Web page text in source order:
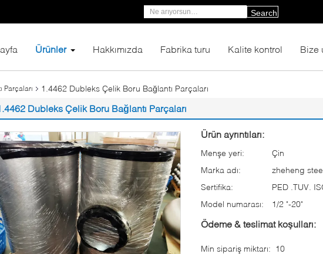
Search
Ürünler Hakkımızda Fabrika turu Kalite kontrol Bize
Parçaları 1.4462 Dubleks Çelik Boru Bağlantı Parçaları
Dubleks Çelik Boru Bağlantı Parçaları
Ürün ayrıntıları:
Menşe yeri:
Çin
Marka adı:
zheheng
Sertifika:
PED .TUV.
Model numarası:
1/2 "-20"
Ödeme & teslimat koşulları:
Min sipariş miktarı: 10